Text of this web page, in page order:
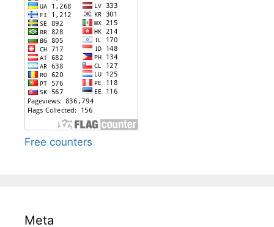
Free counters
Meta